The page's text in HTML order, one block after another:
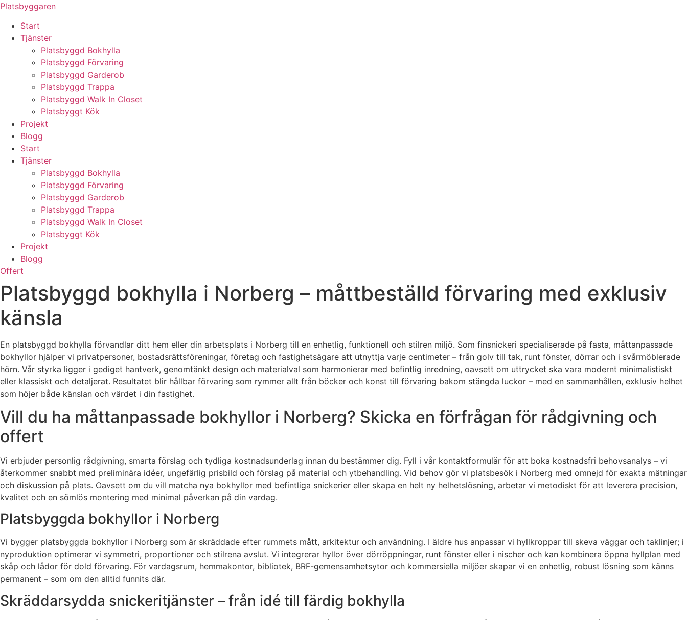
Skip
content
Platsbyggaren
Start
Tjänster
Platsbyggd Bokhylla
Platsbyggd Förvaring
Platsbyggd Garderob
Platsbyggd Trappa
Platsbyggd Walk In Closet
Platsbyggt Kök
Projekt
Blogg
Start
Tjänster
Platsbyggd Bokhylla
Platsbyggd Förvaring
Platsbyggd Garderob
Platsbyggd Trappa
Platsbyggd Walk In Closet
Platsbyggt Kök
Projekt
Blogg
Offert
Platsbyggd bokhylla i Norberg – måttbeställd förvaring med exklusiv
känsla
En platsbyggd bokhylla förvandlar ditt hem eller din arbetsplats i Norberg till en enhetlig, funktionell och stilren miljö. Som finsnickeri specialiserade på fasta, måttanpassade
bokhyllor hjälper vi privatpersoner, bostadsrättsföreningar, företag och fastighetsägare att utnyttja varje centimeter – från golv till tak, runt fönster, dörrar och i svårmöblerade
hörn. Vår styrka ligger i gediget hantverk, genomtänkt design och materialval som harmonierar med befintlig inredning, oavsett om uttrycket ska vara modernt minimalistiskt
eller klassiskt och detaljerat. Resultatet blir hållbar förvaring som rymmer allt från böcker och konst till förvaring bakom stängda luckor – med en sammanhållen, exklusiv helhet
som höjer både känslan och värdet i din fastighet.
Vill du ha måttanpassade bokhyllor i Norberg? Skicka en förfrågan för rådgivning och
offert
Vi erbjuder personlig rådgivning, smarta förslag och tydliga kostnadsunderlag innan du bestämmer dig. Fyll i vår kontaktformulär för att boka kostnadsfri behovsanalys – vi
återkommer snabbt med preliminära idéer, ungefärlig prisbild och förslag på material och ytbehandling. Vid behov gör vi platsbesök i Norberg med omnejd för exakta mätningar
och diskussion på plats. Oavsett om du vill matcha nya bokhyllor med befintliga snickerier eller skapa en helt ny helhetslösning, arbetar vi metodiskt för att leverera precision,
kvalitet och en sömlös montering med minimal påverkan på din vardag.
Platsbyggda bokhyllor i Norberg
Vi bygger platsbyggda bokhyllor i Norberg som är skräddade efter rummets mått, arkitektur och användning. I äldre hus anpassar vi hyllkroppar till skeva väggar och taklinjer; i
nyproduktion optimerar vi symmetri, proportioner och stilrena avslut. Vi integrerar hyllor över dörröppningar, runt fönster eller i nischer och kan kombinera öppna hyllplan med
skåp och lådor för dold förvaring. För vardagsrum, hemmakontor, bibliotek, BRF-gemensamhetsytor och kommersiella miljöer skapar vi en enhetlig, robust lösning som känns
permanent – som om den alltid funnits där.
Skräddarsydda snickeritjänster – från idé till färdig bokhylla